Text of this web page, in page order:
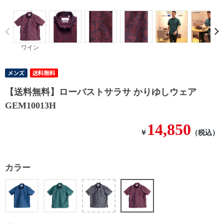
ワイン
Prev
【送料無料】ローバストサラサ かりゆしウェア
GEM10013H
￥ 14,850 （税込）
カラー